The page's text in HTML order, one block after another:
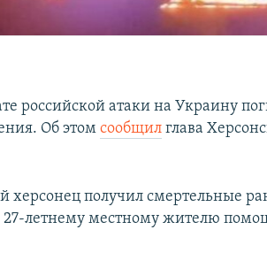
российской атаки на Украину
Об этомсообщил глава
херсонец получил смертельные
летнему местному жителю